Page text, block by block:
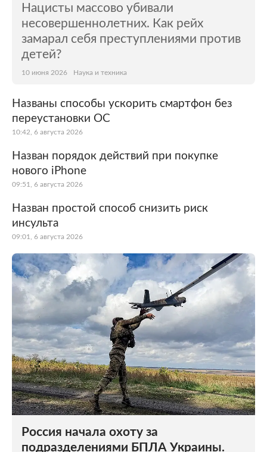
Нацисты массово убивали
несовершеннолетних. Как рейх
замарал себя преступлениями против
детей?
10 июня 2026 Наука и техника
Названы способы ускорить смартфон без
переустановки ОС
10:42, 6 августа 2026
Назван порядок действий при покупке
нового iPhone
09:51, 6 августа 2026
Назван простой способ снизить риск
инсульта
09:01, 6 августа 2026
Россия начала охоту за
подразделениями БПЛА Украины.